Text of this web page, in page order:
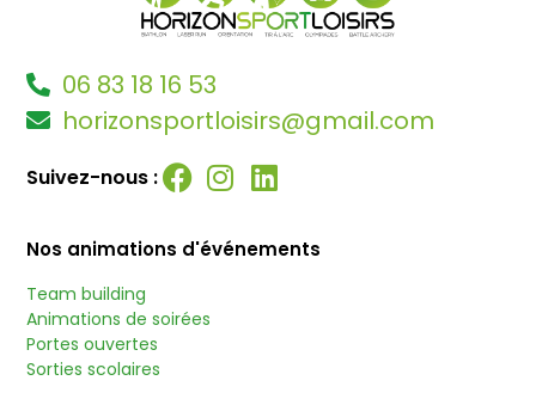
06 83 18 16 53
horizonsportloisirs@gmail.com
Suivez-nous :
Nos animations d'événements
Team building
Animations de soirées
Portes ouvertes
Sorties scolaires